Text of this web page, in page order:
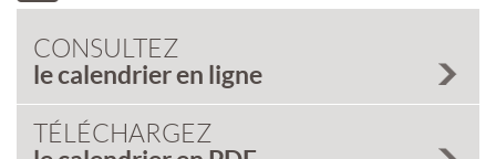
CONSULTEZ
le calendrier en ligne
TÉLÉCHARGEZ